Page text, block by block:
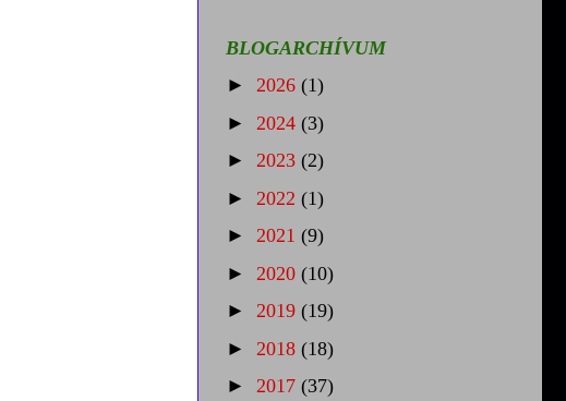
BLOGARCHÍVUM
► 2026 (1)
► 2024 (3)
► 2023 (2)
► 2022 (1)
► 2021 (9)
► 2020 (10)
► 2019 (19)
► 2018 (18)
► 2017 (37)